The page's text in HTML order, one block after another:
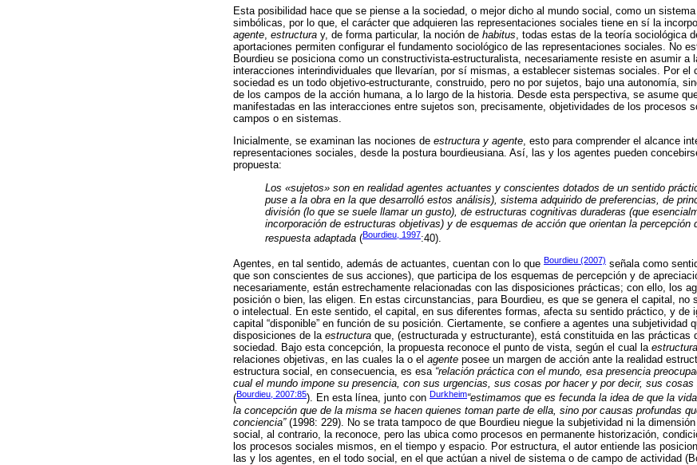
Esta posibilidad hace que se piense a la sociedad, o mejor dicho al mundo social, como un
simbólicas, por lo que, el carácter que adquieren las representaciones sociales tiene en sí la
agente, estructura y, de forma particular, la noción de habitus, todas estas de la teoría sociológica
aportaciones permiten configurar el fundamento sociológico de las representaciones sociales. No
Bourdieu se posiciona como un constructivista-estructuralista, necesariamente resiste en asumir a
interacciones interindividuales que llevarían, por sí mismas, a establecer sistemas sociales. Por el
sociedad es un todo objetivo-estructurante, construido, pero no por sujetos, bajo una autonomía,
de los campos de la acción humana, a lo largo de la historia. Desde esta perspectiva, se asume
manifestadas en las interacciones entre sujetos son, precisamente, objetividades de los procesos
campos o en sistemas.
Inicialmente, se examinan las nociones de estructura y agente, esto para comprender el alcance
representaciones sociales, desde la postura bourdieusiana. Así, las y los agentes pueden
propuesta:
Los «sujetos» son en realidad agentes actuantes y conscientes dotados de un sentido
puse a la obra en la que desarrolló estos análisis), sistema adquirido de preferencias, de
división (lo que se suele llamar un gusto), de estructuras cognitivas duraderas (que
incorporación de estructuras objetivas) y de esquemas de acción que orientan la percepción
respuesta adaptada (Bourdieu, 1997:40).
Agentes, en tal sentido, además de actuantes, cuentan con lo que Bourdieu (2007) señala como
que son conscientes de sus acciones), que participa de los esquemas de percepción y de
necesariamente, están estrechamente relacionadas con las disposiciones prácticas; con ello, los
posición o bien, las eligen. En estas circunstancias, para Bourdieu, es que se genera el capital, no
o intelectual. En este sentido, el capital, en sus diferentes formas, afecta su sentido práctico, y de
capital “disponible” en función de su posición. Ciertamente, se confiere a agentes una subjetividad
disposiciones de la estructura que, (estructurada y estructurante), está constituida en las prácticas
sociedad. Bajo esta concepción, la propuesta reconoce el punto de vista, según el cual la estructura
relaciones objetivas, en las cuales la o el agente posee un margen de acción ante la realidad
estructura social, en consecuencia, es esa “relación práctica con el mundo, esa presencia
cual el mundo impone su presencia, con sus urgencias, sus cosas por hacer y por decir, sus cosas
(Bourdieu, 2007:85). En esta línea, junto con Durkheim“estimamos que es fecunda la idea de que la
la concepción que de la misma se hacen quienes toman parte de ella, sino por causas profundas
conciencia”(1998: 229). No se trata tampoco de que Bourdieu niegue la subjetividad ni la
social, al contrario, la reconoce, pero las ubica como procesos en permanente historización,
los procesos sociales mismos, en el tiempo y espacio. Por estructura, el autor entiende las
las y los agentes, en el todo social, en el que actúan a nivel de sistema o de campo de actividad